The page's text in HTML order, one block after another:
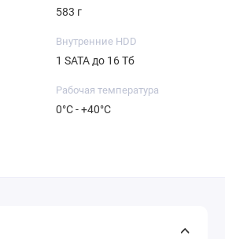
583 г
Внутренние HDD
1 SATA до 16 Тб
Рабочая температура
0°С - +40°С